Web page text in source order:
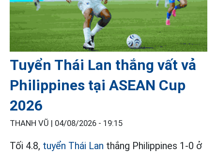
Tuyển Thái Lan thắng vất vả
Philippines tại ASEAN Cup
2026
THANH VŨ | 04/08/2026 - 19:15
Tối 4.8, tuyển Thái Lan thắng Philippines 1-0 ở